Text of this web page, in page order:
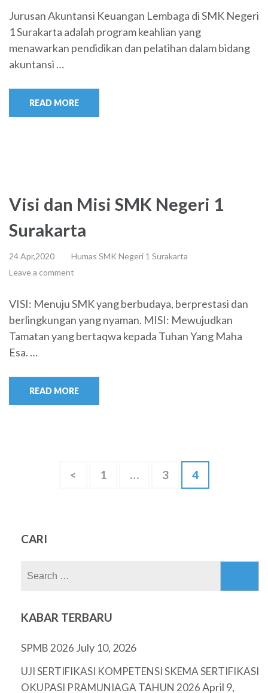
Jurusan Akuntansi Keuangan Lembaga di SMK Negeri
1 Surakarta adalah program keahlian yang
menawarkan pendidikan dan pelatihan dalam bidang
akuntansi …
READ MORE
Visi dan Misi SMK Negeri 1
Surakarta
24 Apr,2020
Humas SMK Negeri 1 Surakarta
Leave a comment
VISI: Menuju SMK yang berbudaya, berprestasi dan
berlingkungan yang nyaman. MISI: Mewujudkan
Tamatan yang bertaqwa kepada Tuhan Yang Maha
Esa. …
READ MORE
< Page
1 … Page
3 Page
4
CARI
KABAR TERBARU
SPMB 2026 July 10, 2026
UJI SERTIFIKASI KOMPETENSI SKEMA SERTIFIKASI
OKUPASI PRAMUNIAGA TAHUN 2026April 9,